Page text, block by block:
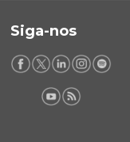
Siga-nos